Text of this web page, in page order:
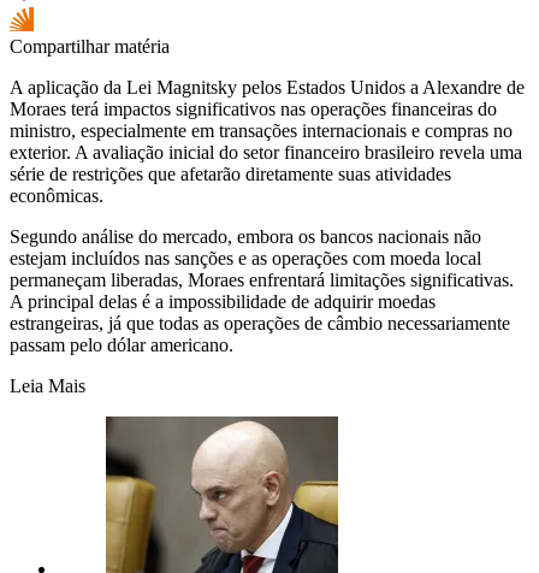
Compartilhar matéria
A aplicação da Lei Magnitsky pelos Estados Unidos a Alexandre de
Moraes terá impactos significativos nas operações financeiras do
ministro, especialmente em transações internacionais e compras no
exterior. A avaliação inicial do setor financeiro brasileiro revela uma
série de restrições que afetarão diretamente suas atividades
econômicas.
Segundo análise do mercado, embora os bancos nacionais não
estejam incluídos nas sanções e as operações com moeda local
permaneçam liberadas, Moraes enfrentará limitações significativas.
A principal delas é a impossibilidade de adquirir moedas
estrangeiras, já que todas as operações de câmbio necessariamente
passam pelo dólar americano.
Leia Mais